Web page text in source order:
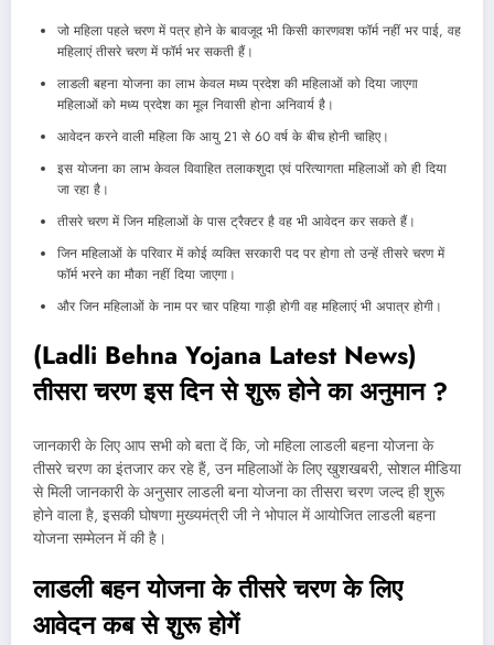
जो महिला पहले चरण में पत्र होने के बावजूद भी किसी कारणवश फॉर्म नहीं भर पाई, वह
महिलाएं तीसरे चरण में फॉर्म भर सकती हैं।
लाडली बहना योजना का लाभ केवल मध्य प्रदेश की महिलाओं को दिया जाएगा
महिलाओं को मध्य प्रदेश का मूल निवासी होना अनिवार्य है।
आवेदन करने वाली महिला कि आयु 21 से 60 वर्ष के बीच होनी चाहिए।
इस योजना का लाभ केवल विवाहित तलाकशुदा एवं परित्यागता महिलाओं को ही दिया
जा रहा है।
तीसरे चरण में जिन महिलाओं के पास ट्रैक्टर है वह भी आवेदन कर सकते हैं।
जिन महिलाओं के परिवार में कोई व्यक्ति सरकारी पद पर होगा तो उन्हें तीसरे चरण में
फॉर्म भरने का मौका नहीं दिया जाएगा।
और जिन महिलाओं के नाम पर चार पहिया गाड़ी होगी वह महिलाएं भी अपात्र होगी।
(Ladli Behna Yojana Latest News)
तीसरा चरण इस दिन से शुरू होने का अनुमान ?
जानकारी के लिए आप सभी को बता दें कि, जो महिला लाडली बहना योजना के
तीसरे चरण का इंतजार कर रहे हैं, उन महिलाओं के लिए खुशखबरी, सोशल मीडिया
से मिली जानकारी के अनुसार लाडली बना योजना का तीसरा चरण जल्द ही शुरू
होने वाला है, इसकी घोषणा मुख्यमंत्री जी ने भोपाल में आयोजित लाडली बहना
योजना सम्मेलन में की है।
लाडली बहन योजना के तीसरे चरण के लिए
आवेदन कब से शुरू होगें